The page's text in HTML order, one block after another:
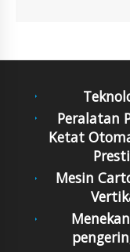
Peralatan
Ketat
Mesin